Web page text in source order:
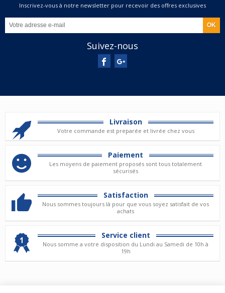
Inscrivez-vous à notre newsletter pour recevoir des offres exclusives
Suivez-nous
Livraison
Votre commande est preparée et livrée chez vous
Paiement
Les moyens de paiement proposés sont tous totalement
sécurisés
Satisfaction
Nous sommes toujours là pour que vous soyez satisfait de vos
achats
Service client
Nous somme a votre disposition du Lundi au Samedi de 10h à
19h